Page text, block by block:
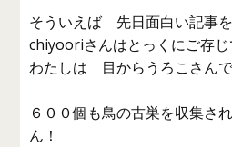
そういえば 先日面白い記事
chiyooriさんはとっくにご存じ
わたしは 目からうろこさんで
６００個も鳥の古巣を収集さ
ん！